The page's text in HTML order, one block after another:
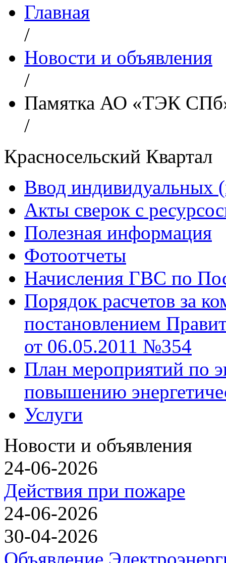
Главная
/
Новости и объявления
/
Памятка АО «ТЭК
/
Красносельский Квартал
Ввод индивидуальных
Акты сверок с
Полезная информация
Фотоотчеты
Начисления ГВС по
Порядок расчетов за
постановлением
от 06.05.2011 №354
План мероприятий по
повышению
Услуги
Новости и объявления
24-06-2026
Действия при пожаре
24-06-2026
30-04-2026
Объявление